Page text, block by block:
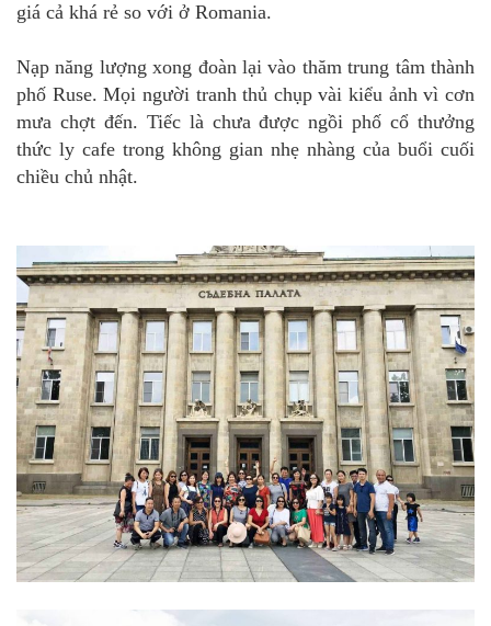
giá cả khá rẻ so với ở Romania.
Nạp năng lượng xong đoàn lại vào thăm trung tâm thành
phố Ruse. Mọi người tranh thủ chụp vài kiểu ảnh vì cơn
mưa chợt đến. Tiếc là chưa được ngồi phố cổ thưởng
thức ly cafe trong không gian nhẹ nhàng của buổi cuối
chiều chủ nhật.